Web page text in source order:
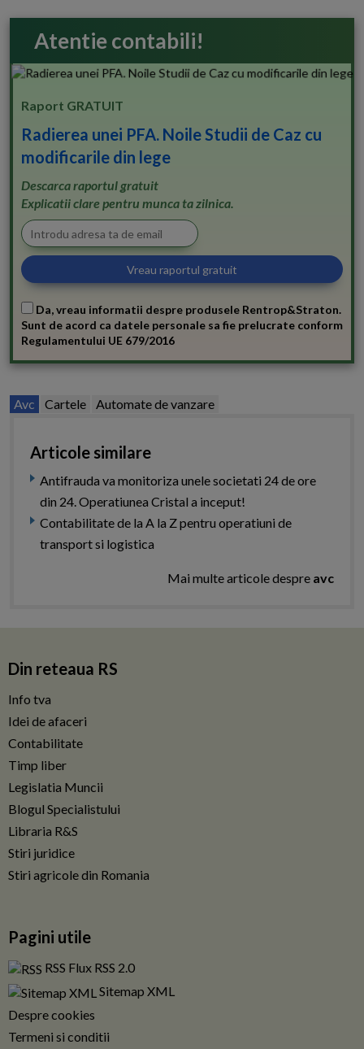
Atentie contabili!
Raport GRATUIT
Radierea unei PFA. Noile Studii de Caz cu
modificarile din lege
Descarca raportul gratuit
Explicatii clare pentru munca ta zilnica.
Da, vreau informatii despre produsele Rentrop&Straton.
Sunt de acord ca datele personale sa fie prelucrate conform
Regulamentului UE 679/2016
Avc Cartele Automate de vanzare
Articole similare
Antifrauda va monitoriza unele societati 24 de ore
din 24. Operatiunea Cristal a inceput!
Contabilitate de la A la Z pentru operatiuni de
transport si logistica
Mai multe articole despre avc
Din reteaua RS
Info tva
Idei de afaceri
Contabilitate
Timp liber
Legislatia Muncii
Blogul Specialistului
Libraria R&S
Stiri juridice
Stiri agricole din Romania
Pagini utile
RSS Flux RSS 2.0
Sitemap XML
Despre cookies
Termeni si conditii